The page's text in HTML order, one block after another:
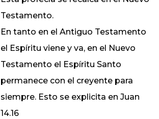
Testamento.
En tanto en el Antiguo Testamento
el Espíritu viene y va, en el Nuevo
Testamento el Espíritu Santo
permanece con el creyente para
siempre. Esto se explicita en Juan
14.16